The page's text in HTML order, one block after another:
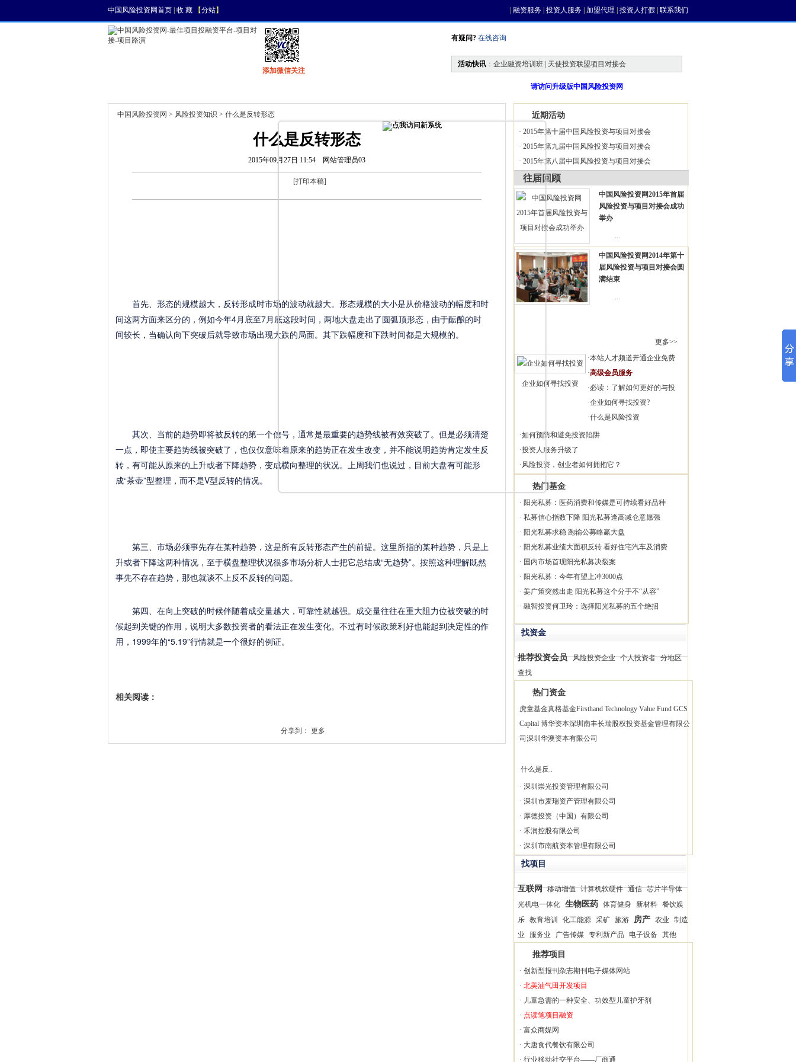
中国风险投资网首页 收 藏 【分站】 融资服务 投资人服务 加盟代理 投资人打假 联系我们
添加微信关注
有疑问? 在线咨询
活动快讯 ： 企业融资培训班 | 天使投资联盟项目对接会
请访问升级版中国风险投资网
中国风险投资网 > 风险投资知识 > 什么是反转形态
什么是反转形态
2015年09月27日 11:54 网站管理员03
[打印本稿]
首先、形态的规模越大，反转形成时市场的波动就越大。形态规模的大小是从价格波动的幅度和时
间这两方面来区分的，例如今年4月底至7月底这段时间，两地大盘走出了圆弧顶形态，由于酝酿的时
间较长，当确认向下突破后就导致市场出现大跌的局面。其下跌幅度和下跌时间都是大规模的。
其次、当前的趋势即将被反转的第一个信号，通常是最重要的趋势线被有效突破了。但是必须清楚
一点，即使主要趋势线被突破了，也仅仅意味着原来的趋势正在发生改变，并不能说明趋势肯定发生反
转，有可能从原来的上升或者下降趋势，变成横向整理的状况。上周我们也说过，目前大盘有可能形
成“茶壶”型整理，而不是V型反转的情况。
第三、市场必须事先存在某种趋势，这是所有反转形态产生的前提。这里所指的某种趋势，只是上
升或者下降这两种情况，至于横盘整理状况很多市场分析人士把它总结成“无趋势”。按照这种理解既然
事先不存在趋势，那也就谈不上反不反转的问题。
第四、在向上突破的时候伴随着成交量越大，可靠性就越强。成交量往往在重大阻力位被突破的时
候起到关键的作用，说明大多数投资者的看法正在发生变化。不过有时候政策利好也能起到决定性的作
用，1999年的“5.19”行情就是一个很好的例证。
相关阅读：
分享到： 更多
近期活动
· 2015年第十届中国风险投资与项目对接会
· 2015年第九届中国风险投资与项目对接会
· 2015年第八届中国风险投资与项目对接会
往届回顾
中国风险投资网2015年首届
风险投资与项目对接会成功
举办
...
中国风险投资网2014年第十
届风险投资与项目对接会圆
满结束
...
更多>>
企业如何寻找投资
·本站人才频道开通企业免费
·高级会员服务
·必读：了解如何更好的与投
·企业如何寻找投资?
·什么是风险投资
·如何预防和避免投资陷阱
·投资人服务升级了
·风险投资，创业者如何拥抱它？
热门基金
· 阳光私募：医药消费和传媒是可持续看好品种
· 私募信心指数下降 阳光私募逢高减仓意愿强
· 阳光私募求稳 跑输公募略赢大盘
· 阳光私募业绩大面积反转 看好住宅汽车及消费
· 国内市场首现阳光私募决裂案
· 阳光私募：今年有望上冲3000点
· 姜广策突然出走 阳光私募这个分手不“从容”
· 融智投资何卫玲：选择阳光私募的五个绝招
找资金
推荐投资会员 风险投资企业 个人投资者 分地区
查找
热门资金
虎童基金真格基金Firsthand Technology Value Fund GCS
Capital 博华资本深圳南丰长瑞股权投资基金管理有限公
司 深圳华澳资本有限公司
什么是反..
· 深圳崇光投资管理有限公司
· 深圳市麦瑞资产管理有限公司
· 厚德投资（中国）有限公司
· 禾润控股有限公司
· 深圳市南航资本管理有限公司
找项目
互联网 移动增值 计算机软硬件 通信 芯片半导体
光机电一体化 生物医药 体育健身 新材料 餐饮娱
乐 教育培训 化工能源 采矿 旅游 房产 农业
制造
业
服务业 广告传媒 专利新产品 电子设备 其他
推荐项目
· 创新型报刊杂志期刊电子媒体网站
· 北美油气田开发项目
· 儿童急需的一种安全、功效型儿童护牙剂
· 点读笔项目融资
· 富众商媒网
· 大唐食代餐饮有限公司
· 行业移动社交平台——厂商通